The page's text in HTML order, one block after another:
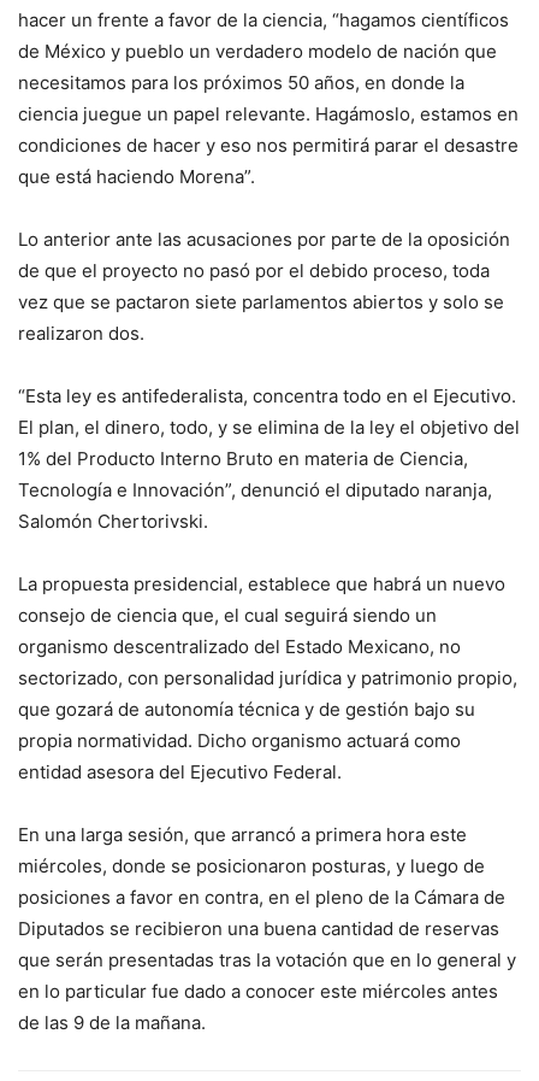
hacer un frente a favor de la ciencia, “hagamos científicos
de México y pueblo un verdadero modelo de nación que
necesitamos para los próximos 50 años, en donde la
ciencia juegue un papel relevante. Hagámoslo, estamos en
condiciones de hacer y eso nos permitirá parar el desastre
que está haciendo Morena”.
Lo anterior ante las acusaciones por parte de la oposición
de que el proyecto no pasó por el debido proceso, toda
vez que se pactaron siete parlamentos abiertos y solo se
realizaron dos.
“Esta ley es antifederalista, concentra todo en el Ejecutivo.
El plan, el dinero, todo, y se elimina de la ley el objetivo del
1% del Producto Interno Bruto en materia de Ciencia,
Tecnología e Innovación”, denunció el diputado naranja,
Salomón Chertorivski.
La propuesta presidencial, establece que habrá un nuevo
consejo de ciencia que, el cual seguirá siendo un
organismo descentralizado del Estado Mexicano, no
sectorizado, con personalidad jurídica y patrimonio propio,
que gozará de autonomía técnica y de gestión bajo su
propia normatividad. Dicho organismo actuará como
entidad asesora del Ejecutivo Federal.
En una larga sesión, que arrancó a primera hora este
miércoles, donde se posicionaron posturas, y luego de
posiciones a favor en contra, en el pleno de la Cámara de
Diputados se recibieron una buena cantidad de reservas
que serán presentadas tras la votación que en lo general y
en lo particular fue dado a conocer este miércoles antes
de las 9 de la mañana.